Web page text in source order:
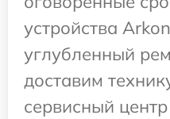
устройства
углубленный
доставим
сервисный